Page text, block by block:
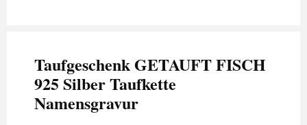
Taufgeschenk GETAUFT FISCH
925 Silber Taufkette
Namensgravur